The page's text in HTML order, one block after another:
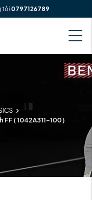
tôi 0797126789
( 1042A311-100 )